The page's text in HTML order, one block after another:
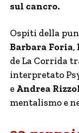
sul cancro.
Ospiti della
Barbara Foria,
de La Corrida
interpretato
e Andrea
mentalismo e